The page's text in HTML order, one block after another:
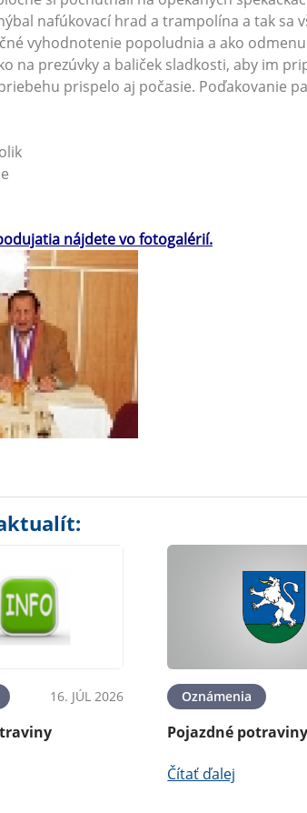
nafúkovací hrad a trampolína a tak sa
vyhodnotenie popoludnia a ako
na prezúvky a baliček sladkosti, aby im
prispelo aj počasie. Poďakovanie
nájdete vo fotogalérií.
16. JÚL 2026 Oznámenia
Pojazdné potraviny
Čítať ďalej